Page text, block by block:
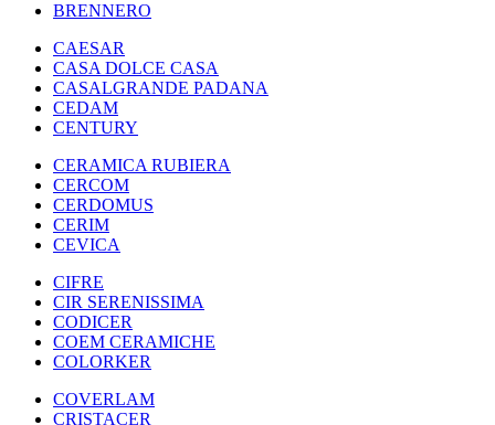
BRENNERO
CAESAR
CASA DOLCE CASA
CASALGRANDE PADANA
CEDAM
CENTURY
CERAMICA RUBIERA
CERCOM
CERDOMUS
CERIM
CEVICA
CIFRE
CIR SERENISSIMA
CODICER
COEM CERAMICHE
COLORKER
COVERLAM
CRISTACER